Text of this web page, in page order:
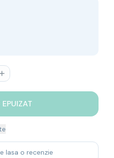
lasa o recenzie